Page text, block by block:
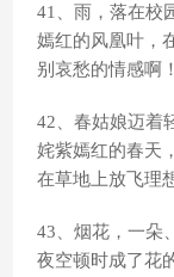
41、雨，落在校
嫣红的风凰叶，
别哀愁的情感啊！
42、春姑娘迈着
姹紫嫣红的春天
在草地上放飞理
43、烟花，一朵
夜空顿时成了花